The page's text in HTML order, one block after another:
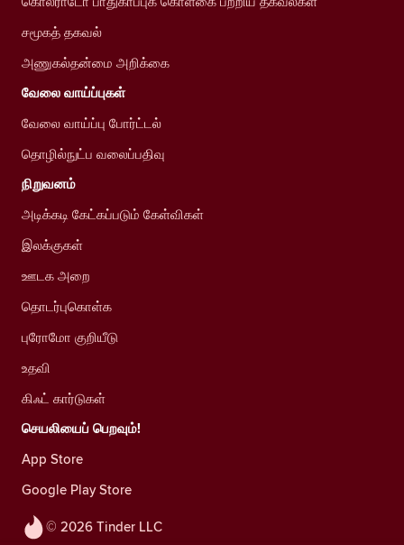
© 2026 Tinder LLC
சமூகத் தகவல்
அணுகல்தன்மை அறிக்கை
வேலை வாய்ப்புகள்
வேலை வாய்ப்பு போர்ட்டல்
தொழில்நுட்ப வலைப்பதிவு
நிறுவனம்
அடிக்கடி கேட்கப்படும் கேள்விகள்
இலக்குகள்
ஊடக அறை
தொடர்புகொள்க
புரோமோ குறியீடு
உதவி
கிஃட் கார்டுகள்
செயலியைப் பெறவும்!
App Store
Google Play Store